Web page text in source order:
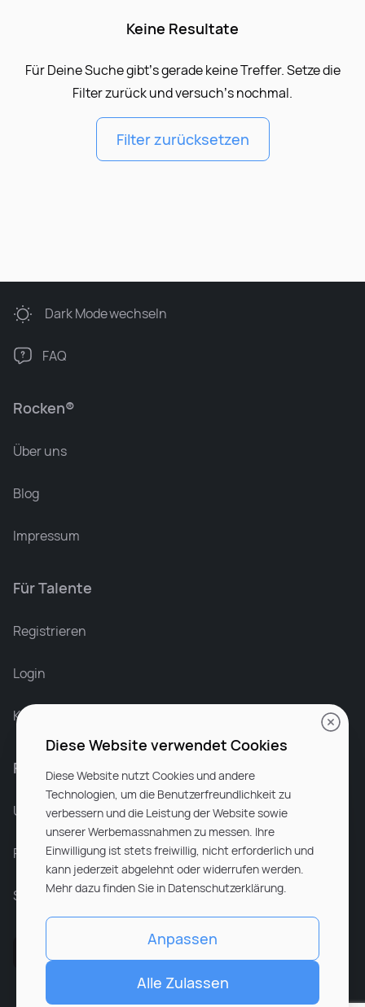
Keine Resultate
Für Deine Suche gibt’s gerade keine Treffer. Setze die
Filter zurück und versuch’s nochmal.
Filter zurücksetzen
Rocken®
Über uns
Blog
Impressum
Für Talente
Registrieren
Login
Karriere bei Rocken
Für Unternehmen
Unsere Dienstleistungen
Partnerunternehmen
Sitemap
Dark Modewechseln
FAQ
Diese Website verwendet Cookies
Diese Website nutzt Cookies und andere
Technologien, um die Benutzerfreundlichkeit zu
verbessern und die Leistung der Website sowie
unserer Werbemassnahmen zu messen. Ihre
Einwilligung ist stets freiwillig, nicht erforderlich und
kann jederzeit abgelehnt oder widerrufen werden.
Mehr dazu finden Sie in Datenschutzerklärung.
Anpassen
Alle Zulassen